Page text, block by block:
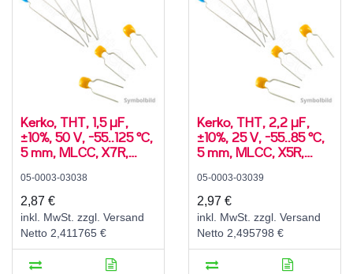
Kerko, THT, 1,5 µF,
±10%, 50 V, -55..125 °C,
5 mm, MLCC, X7R,
05-0003-03038
2,87 €
inkl. MwSt. zzgl. Versand
Netto 2,411765 €
Kerko, THT, 2,2 µF,
±10%, 25 V, -55..85 °C,
5 mm, MLCC, X5R,
05-0003-03039
2,97 €
inkl. MwSt. zzgl. Versand
Netto 2,495798 €